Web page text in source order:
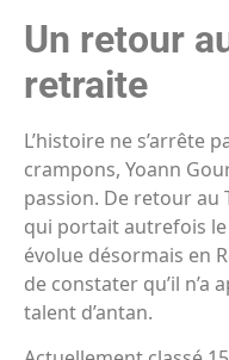
Un retour
retraite
L’histoire ne s’arrête
crampons, Yoann
passion. De retour au
qui portait autrefois le
évolue désormais en
de constater qu’il
talent d’antan.